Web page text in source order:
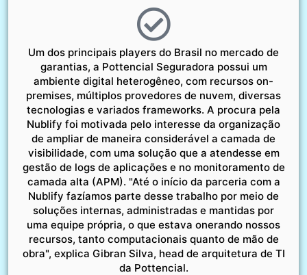
Um dos principais players do Brasil no mercado de
garantias, a Pottencial Seguradora possui um
ambiente digital heterogêneo, com recursos on-
premises, múltiplos provedores de nuvem, diversas
tecnologias e variados frameworks. A procura pela
Nublify foi motivada pelo interesse da organização
de ampliar de maneira considerável a camada de
visibilidade, com uma solução que a atendesse em
gestão de logs de aplicações e no monitoramento de
camada alta (APM). "Até o início da parceria com a
Nublify fazíamos parte desse trabalho por meio de
soluções internas, administradas e mantidas por
uma equipe própria, o que estava onerando nossos
recursos, tanto computacionais quanto de mão de
obra", explica Gibran Silva, head de arquitetura de TI
da Pottencial.